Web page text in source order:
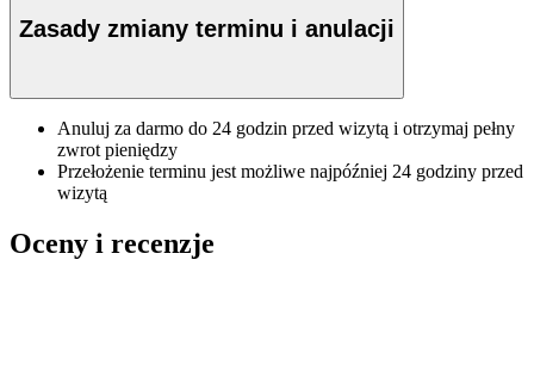
Zasady zmiany terminu i anulacji
Anuluj za darmo do 24 godzin przed wizytą i otrzymaj pełny
zwrot pieniędzy
Przełożenie terminu jest możliwe najpóźniej 24 godziny przed
wizytą
Oceny i recenzje